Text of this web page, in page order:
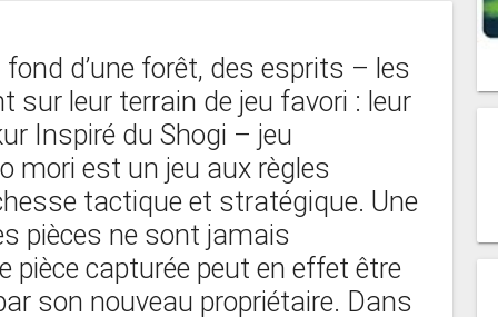
d’une forêt, des esprits – les
leur terrain de jeu favori : leur
Inspiré du Shogi – jeu
mori est un jeu aux règles
tactique et stratégique. Une
pièces ne sont jamais
capturée peut en effet être
son nouveau propriétaire. Dans